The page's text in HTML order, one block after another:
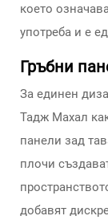
което
употреба и е
Гръбни
За единен
Тадж Махал
панели зад
плочи
добавят